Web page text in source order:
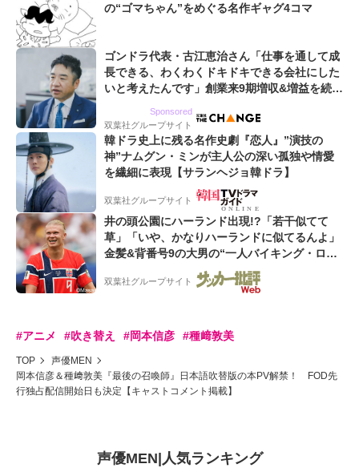
の“ゴマちゃん”をめぐる名作ギャグ4コマ
ゴンドラ代表・古江恵治さん「仕事を通して成
長できる、わくわくドキドキできる会社にした
いと考えたんです」創業来9期増収&増益を続け
Sponsored
双葉社グループサイト
韓ドラ史上に残る名作史劇『恋人』”演技の
神”ナムグン・ミンが主人公の深い孤独や情愛
を繊細に表現【サランヘジョ韓ドラ】
双葉社グループサイト
井の頭公園にハーランド出現!?「若干似てて
草」「いや、かなりハーランドに似てるんよ」
金髪&背番号9の大男の“一人バイキング・ロ
ー”映像が話題!「元気をもらった」
双葉社グループサイト
#アニメ #吹き替え #岡本信彦 #種﨑敦美
TOP
声優MEN
岡本信彦＆種﨑敦美『最後の召喚師』日本語吹替版の本PV解禁！ FOD先
行独占配信開始日も決定【キャストコメント掲載】
声優MEN| 人気ランキング